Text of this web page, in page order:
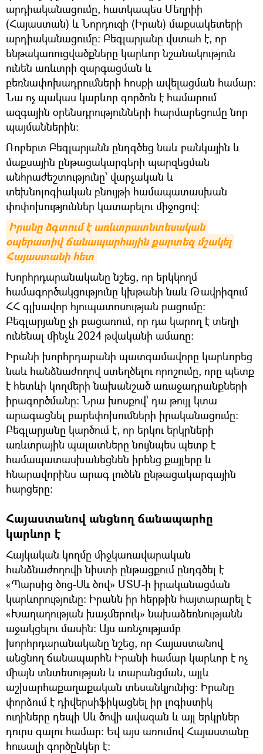
արդիականացումը, հատկապես Մեղրիի
(Հայաստան) և Նորդուզի (Իրան) մաքսակետերի
արդիականացումը: Բեգլարյանը վստահ է, որ
ենթակառուցվածքները կարևոր նշանակություն
ունեն առևտրի զարգացման և
բեռնափոխադրումների հոսքի ավելացման համար։
Նա ոչ պակաս կարևոր գործոն է համարում
ազգային օրենսդրությունների հարմարեցումը նոր
պայմաններին։
Ռոբերտ Բեգլարյանն ընդգծեց նաև բանկային և
մաքսային ընթացակարգերի պարզեցման
անհրաժեշտությունը՝ վարչական և
տեխնոլոգիական բնույթի համապատասխան
փոփոխություններ կատարելու միջոցով:
Իրանը ձգտում է առևտրատնտեսական
օպերատիվ ճանապարհային քարտեզ մշակել
Հայաստանի հետ
Խորհրդարանականը նշեց, որ երկկողմ
համագործակցությունը կխթանի նաև Թավրիզում
ՀՀ գլխավոր հյուպատոսության բացումը:
Բեգլարյանը չի բացառում, որ դա կարող է տեղի
ունենալ մինչև 2024 թվականի ամառը։
Իրանի խորհրդարանի պատգամավորը կարևորեց
նաև հանձնաժողով ստեղծելու որոշումը, որը պետք
է հետևի կողմերի նախանշած առաջադրանքների
իրագործմանը: Նրա խոսքով՝ դա թույլ կտա
արագացնել բարեփոխումների իրականացումը։
Բեգլարյանը կարծում է, որ երկու երկրների
առևտրային պալատները նույնպես պետք է
համապատասխանեցնեն իրենց քայլերը և
հնարավորինս արագ լուծեն ընթացակարգային
հարցերը։
Հայաստանով անցնող ճանապարհը
կարևոր է
Հայկական կողմը միջկառավարական
հանձնաժողովի նիստի ընթացքում ընդգծել է
«Պարսից ծոց-Սև ծով» ՄՏՄ-ի իրականացման
կարևորությունը: Իրանն իր հերթին հայտարարել է
«Խաղաղության խաչմերուկ» նախաձեռնությանն
աջակցելու մասին: Այս առնչությամբ
խորհրդարանականը նշեց, որ Հայաստանով
անցնող ճանապարհն Իրանի համար կարևոր է ոչ
միայն տնտեսության և տարանցման, այլև
աշխարհաքաղաքական տեսանկյունից: Իրանը
փորձում է դիվերսիֆիկացնել իր լոգիստիկ
ուղիները դեպի Սև ծովի ավազան և այլ երկրներ
դուրս գալու համար։ Եվ այս առումով Հայաստանը
հուսալի գործընկեր է։